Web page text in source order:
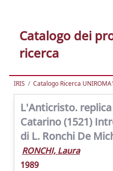
Catalogo dei
ricerca
IRIS Catalogo Ricerca
L'Anticristo.
Catarino (1521)
di L. Ronchi De
RONCHI, Laura
1989